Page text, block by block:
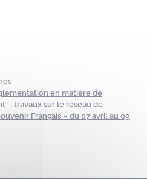
en matière de
– travaux sur le réseau de
Français – du 07 avril au 09